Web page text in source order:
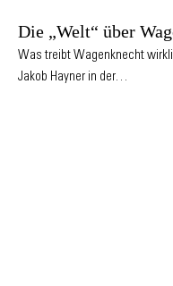
Die „Welt“ über
Was treibt Wagenknecht
Jakob Hayner in der…